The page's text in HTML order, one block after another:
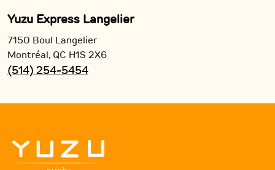
Yuzu Express Langelier
7150 Boul Langelier
Montréal, QC H1S 2X6
(514) 254-5454